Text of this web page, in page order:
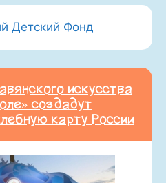
искусства
создадут
карту России